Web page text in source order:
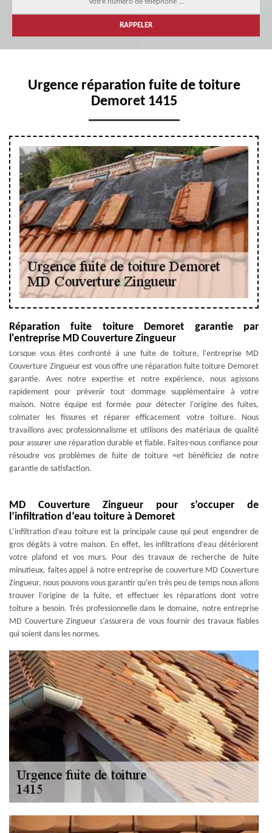
Urgence réparation fuite de toiture
Demoret 1415
Réparation fuite toiture Demoret garantie par
l'entreprise MD Couverture Zingueur
Lorsque vous êtes confronté à une fuite de toiture, l'entreprise MD
Couverture Zingueur est vous offre une réparation fuite toiture Demoret
garantie. Avec notre expertise et notre expérience, nous agissons
rapidement pour prévenir tout dommage supplémentaire à votre
maison. Notre équipe est formée pour détecter l'origine des fuites,
colmater les fissures et réparer efficacement votre toiture. Nous
travaillons avec professionnalisme et utilisons des matériaux de qualité
pour assurer une réparation durable et fiable. Faites-nous confiance pour
résoudre vos problèmes de fuite de toiture =et bénéficiez de notre
garantie de satisfaction.
MD Couverture Zingueur pour s’occuper de
l’infiltration d’eau toiture à Demoret
L’infiltration d’eau toiture est la principale cause qui peut engendrer de
gros dégâts à votre maison. En effet, les infiltrations d’eau détériorent
votre plafond et vos murs. Pour des travaux de recherche de fuite
minutieux, faites appel à notre entreprise de couverture MD Couverture
Zingueur, nous pouvons vous garantir qu’en très peu de temps nous allons
trouver l’origine de la fuite, et effectuer les réparations dont votre
toiture a besoin. Très professionnelle dans le domaine, notre entreprise
MD Couverture Zingueur s’assurera de vous fournir des travaux fiables
qui soient dans les normes.